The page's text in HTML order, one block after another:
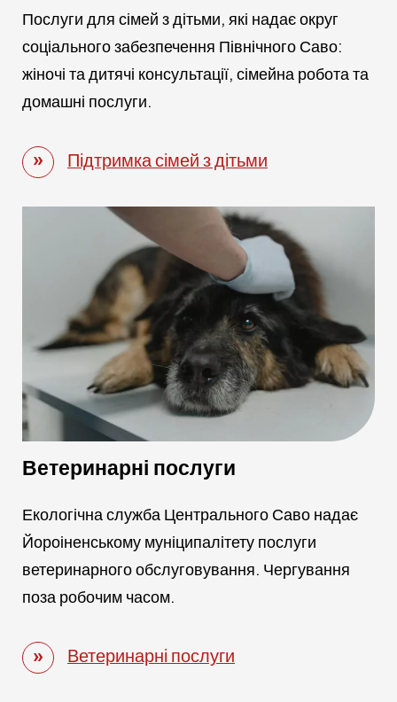
Послуги для сімей з дітьми, які надає округ
соціального забезпечення Північного Саво:
жіночі та дитячі консультації, сімейна робота та
домашні послуги.
Підтримка сімей з дітьми
Ветеринарні послуги
Екологічна служба Центрального Саво надає
Йороіненському муніципалітету послуги
ветеринарного обслуговування. Чергування
поза робочим часом.
Ветеринарні послуги